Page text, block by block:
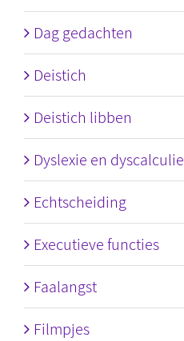
Dag gedachten
Deistich
Deistich libben
Dyslexie en dyscalculie
Echtscheiding
Executieve functies
Faalangst
Filmpjes